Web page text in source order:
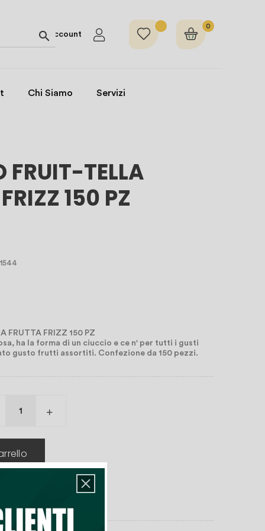
 Account
0
Chi Siamo Servizi
FRUIT-TELLA
150 PZ
FRUTTA FRIZZ 150 PZ
ha la forma di un ciuccio e ce n' per tutti i gusti
gusto frutti assortiti. Confezione da 150 pezzi.